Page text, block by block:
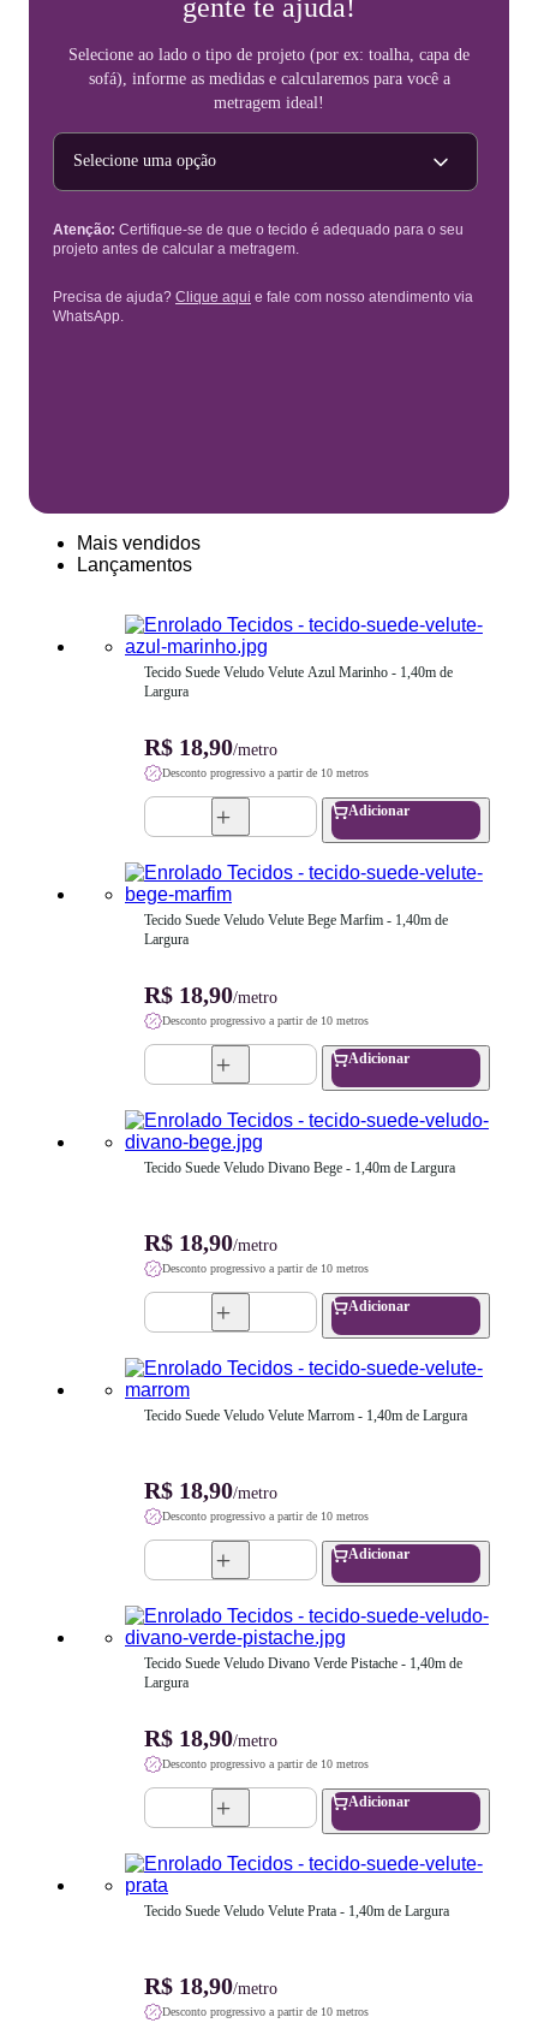
gente te ajuda!
Selecione ao lado o tipo de projeto (por ex: toalha, capa de
sofá), informe as medidas e calcularemos para você a
metragem ideal!
Tipo de projeto
Atenção: Certifique-se de que o tecido é adequado para o seu
projeto antes de calcular a metragem.
Precisa de ajuda? Clique aqui e fale com nosso atendimento via
WhatsApp.
Mais vendidos
Lançamentos
Tecido Suede Veludo Velute Azul Marinho - 1,40m de
Largura
R$ 18,90/metro
Desconto progressivo a partir de 10 metros
Adicionar
Tecido Suede Veludo Velute Bege Marfim - 1,40m de
Largura
R$ 18,90/metro
Desconto progressivo a partir de 10 metros
Adicionar
Tecido Suede Veludo Divano Bege - 1,40m de Largura
R$ 18,90/metro
Desconto progressivo a partir de 10 metros
Adicionar
Tecido Suede Veludo Velute Marrom - 1,40m de Largura
R$ 18,90/metro
Desconto progressivo a partir de 10 metros
Adicionar
Tecido Suede Veludo Divano Verde Pistache - 1,40m de
Largura
R$ 18,90/metro
Desconto progressivo a partir de 10 metros
Adicionar
Tecido Suede Veludo Velute Prata - 1,40m de Largura
R$ 18,90/metro
Desconto progressivo a partir de 10 metros